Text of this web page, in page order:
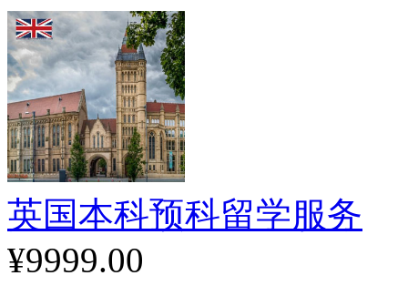
英国本科预科留学服务
¥9999.00